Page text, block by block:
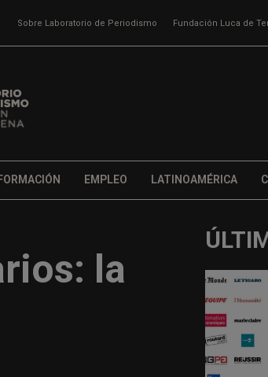
Sobre Laboratorio de Periodismo Fundación Luca de
FORMACIÓN EMPLEO LATINOAMÉRICA
la